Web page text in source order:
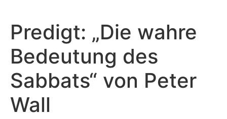
Predigt: „Die wahre
Bedeutung des
Sabbats“ von Peter
Wall